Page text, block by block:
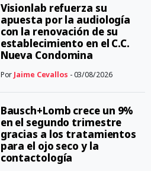
Visionlab refuerza su
apuesta por la audiología
con la renovación de su
establecimiento en el C.C.
Nueva Condomina
Por Jaime Cevallos - 03/08/2026
Bausch+Lomb crece un 9%
en el segundo trimestre
gracias a los tratamientos
para el ojo seco y la
contactología